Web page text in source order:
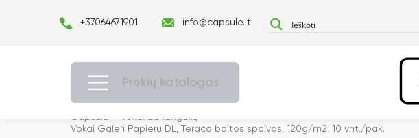
+37064671901 info@capsule.lt
Prekių katalogas
Capsulė Vokai be langelių
Vokai Galeri Papieru DL, Teraco baltos spalvos, 120g/m2, 10 vnt./pak.